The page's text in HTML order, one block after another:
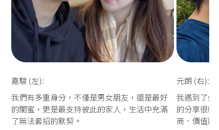
嘉駿 (左):
我們有多重身分，不僅是男女朋友，還是最好
的閨蜜，更是最支持彼此的家人，生活中充滿
了無法套招的默契。
元朗 (右):
我遇到了
的分享很細
商、價值觀